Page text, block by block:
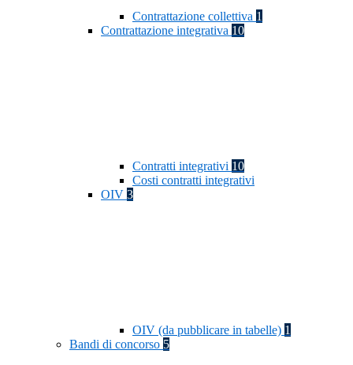
Contrattazione collettiva 1
Contrattazione integrativa 10
Contratti integrativi 10
Costi contratti integrativi
OIV 3
OIV (da pubblicare in tabelle) 1
Bandi di concorso 5